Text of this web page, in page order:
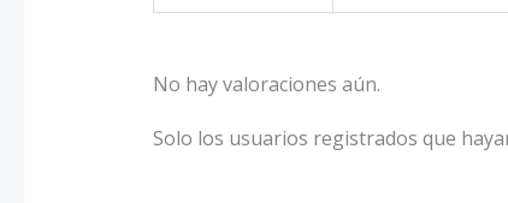
No hay valoraciones aún.
Solo los usuarios registrados que